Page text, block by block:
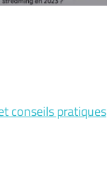
conseils pratiques